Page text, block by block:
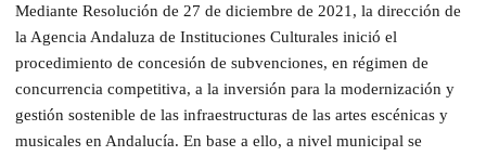
Mediante Resolución de 27 de diciembre de 2021, la dirección de
la Agencia Andaluza de Instituciones Culturales inició el
procedimiento de concesión de subvenciones, en régimen de
concurrencia competitiva, a la inversión para la modernización y
gestión sostenible de las infraestructuras de las artes escénicas y
musicales en Andalucía. En base a ello, a nivel municipal se